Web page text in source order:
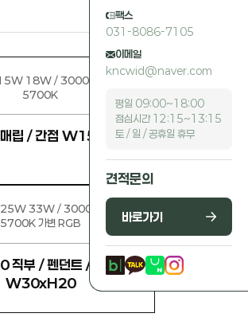
팩스
031-8086-7105
이메일
kncwid@naver.com
평일 09:00~18:00
점심시간 12:15~13:15
토 / 일 / 공휴일 휴무
견적문의
바로가기
/ 3000K 4000K
5700K
C1509 매립 / 간접 W15 x H9
33W / 3000K 4000K
5700K 가변 RGB
직부 / 펜던트 / 방수
W30xH20